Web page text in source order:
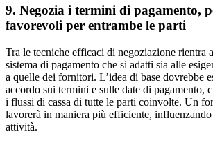
9. Negozia i termini di pagamento,
favorevoli per entrambe le parti
Tra le tecniche efficaci di negoziazione rientra
sistema di pagamento che si adatti sia alle
a quelle dei fornitori. L’idea di base dovrebbe
accordo sui termini e sulle date di pagamento,
i flussi di cassa di tutte le parti coinvolte. Un
lavorerà in maniera più efficiente,
attività.